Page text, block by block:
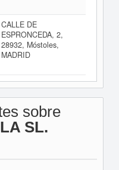
CALLE DE
ESPRONCEDA, 2,
28932, Móstoles,
MADRID
sobre
SL.